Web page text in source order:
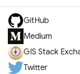
GitHub
Medium
GIS Stack
Twitter